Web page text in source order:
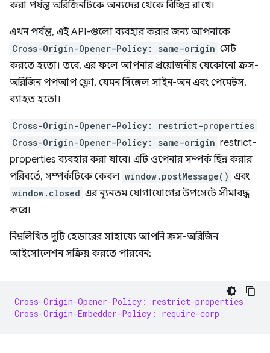
করা পর্যন্ত অরিজিনটিকে অন্যদের থেকে বিচ্ছিন্ন রাখে।
এখন পর্যন্ত, এই API-গুলো ব্যবহার করার জন্য আপনাকে
Cross-Origin-Opener-Policy: same-origin সেট
করতে হতো। তবে, এর ফলে আপনার প্রয়োজনীয় যেকোনো ক্রস-
অরিজিন পপআপ ফ্লো, যেমন সিঙ্গেল সাইন-অন এবং পেমেন্টস,
ব্যাহত হতো।
Cross-Origin-Opener-Policy: restrict-properties
Cross-Origin-Opener-Policy: same-origin restrict-
properties ব্যবহার করা যাবে। এটি ওপেনার সম্পর্ক ছিন্ন করার
পরিবর্তে, সম্পর্কটিকে কেবল window.postMessage() এবং
window.closed এর ন্যূনতম যোগাযোগের উপসেটে সীমাবদ্ধ
করে।
নিম্নলিখিত দুটি হেডারের সাহায্যে আপনি ক্রস-অরিজিন
আইসোলেশন সক্রিয় করতে পারবেন:
Cross-Origin-Opener-Policy: restrict-properties
Cross-Origin-Embedder-Policy: require-corp